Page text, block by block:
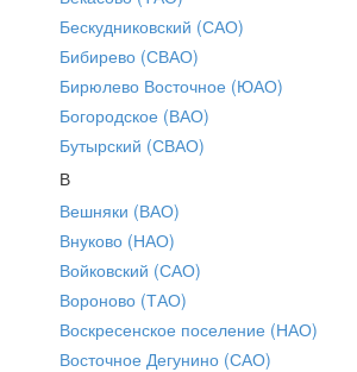
Бескудниковский (САО)
Бибирево (СВАО)
Бирюлево Восточное (ЮАО)
Богородское (ВАО)
Бутырский (СВАО)
В
Вешняки (ВАО)
Внуково (НАО)
Войковский (САО)
Вороново (ТАО)
Воскресенское поселение (НАО)
Восточное Дегунино (САО)